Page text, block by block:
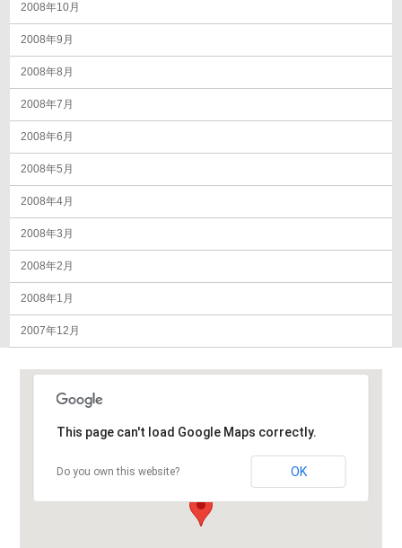
2008年10月
2008年9月
2008年8月
2008年7月
2008年6月
2008年5月
2008年4月
2008年3月
2008年2月
2008年1月
2007年12月
This page can't load Google Maps correctly.
Do you own this website? OK